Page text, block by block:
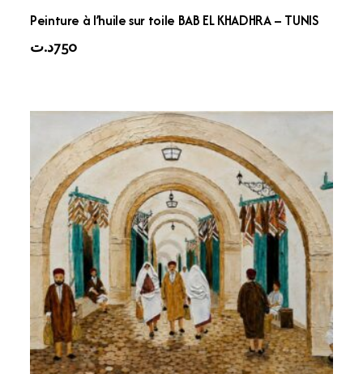
Peinture à l’huile sur toile BAB EL KHADHRA – TUNIS
750د.ت